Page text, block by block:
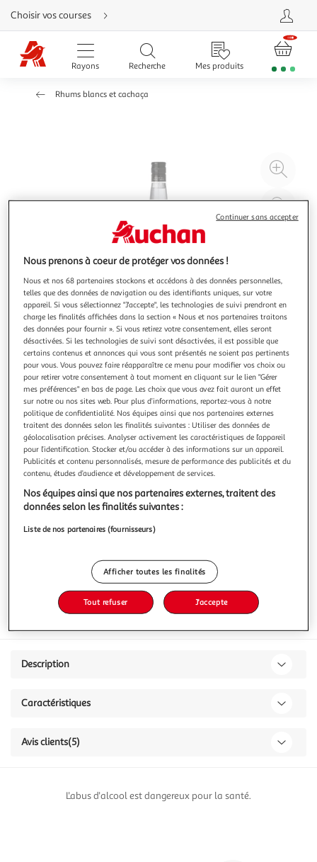
Aller
directement
au
contenu
Aller
directement
Aller
Choisir vos courses
Rayons Recherche Mes produits
Rhums blancs et cachaça
à
4.6 (5)
LABAT
Rhum blanc 59%
Le rhum produit présente des notes très caractéristiques de
canne à sucre (« canne bleue » et « canne blanche »
seulement) qui font du rhum agricole Père Labat une
référence mondiale auprès des amateurs de rhum. Issu de
méthodes artisanales de distillation, le rhum du Père Labat
est fabriqué à parti
En savoir +
Vous voulez connaître le prix de ce produit ?
Afficher le prix
Description
Caractéristiques
Avis clients(5)
L'abus d'alcool est dangereux pour la santé.
Nous prenons à coeur de protéger vos données !
Nous et nos 68 partenaires stockons et accédons à des données personnelles,
telles que des données de navigation ou des identifiants uniques, sur votre
appareil. Si vous sélectionnez "J'accepte", les technologies de suivi prendront en
charge les finalités affichées dans la section « Nous et nos partenaires traitons
des données pour fournir ». Si vous retirez votre consentement, elles seront
désactivées. Si les technologies de suivi sont désactivées, il est possible que
certains contenus et annonces qui vous sont présentés ne soient pas pertinents
pour vous. Vous pouvez faire réapparaître ce menu pour modifier vos choix ou
pour retirer votre consentement à tout moment en cliquant sur le lien "Gérer
mes préférences" en bas de page. Les choix que vous avez fait auront un effet
sur notre ou nos sites web. Pour plus d’informations, reportez-vous à notre
politique de confidentialité. Nos équipes ainsi que nos partenaires externes
traitent des données selon les finalités suivantes : Utiliser des données de
géolocalisation précises. Analyser activement les caractéristiques de l’appareil
pour l’identification. Stocker et/ou accéder à des informations sur un appareil.
Publicités et contenu personnalisés, mesure de performance des publicités et du
contenu, études d’audience et développement de services.
Nos équipes ainsi que nos partenaires externes, traitent des
données selon les finalités suivantes :
Liste de nos partenaires (fournisseurs)
Afficher toutes les finalités
Tout refuser J'accepte
Continuer sans accepter